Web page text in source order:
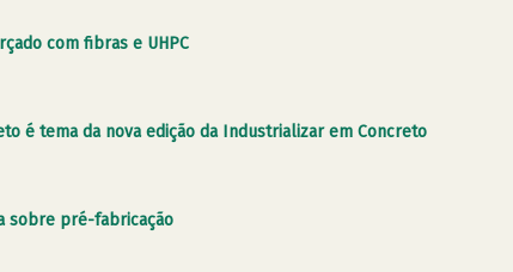
com fibras e UHPC
é tema da nova edição da Industrializar em Concreto
sobre pré-fabricação